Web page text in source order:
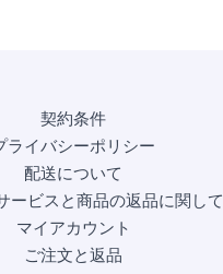
契約条件
ライバシーポリシー
配送について
ービスと商品の返品に関して
マイアカウント
ご注文と返品